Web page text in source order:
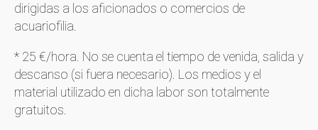
dirigidas a los aficionados o comercios de
acuariofilia.
* 25 €/hora. No se cuenta el tiempo de venida, salida y
descanso (si fuera necesario). Los medios y el
material utilizado en dicha labor son totalmente
gratuitos.